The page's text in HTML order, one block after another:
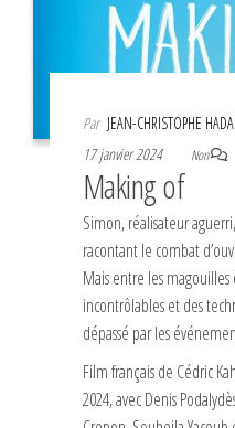
Par JEAN-CHRISTOPHE
17 janvier 2024
Non
Making of
Simon, réalisateur
racontant le combat
Mais entre les
incontrôlables et des
dépassé par les
Film français de Cédric
2024, avec Denis